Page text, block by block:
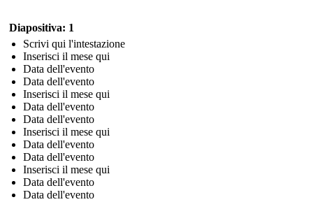
Diapositiva: 1
Scrivi qui l'intestazione
Inserisci il mese qui
Data dell'evento
Data dell'evento
Inserisci il mese qui
Data dell'evento
Data dell'evento
Inserisci il mese qui
Data dell'evento
Data dell'evento
Inserisci il mese qui
Data dell'evento
Data dell'evento